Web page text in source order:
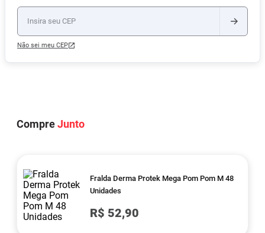
Não sei meu CEP
CompreJunto
Fralda Derma Protek Mega Pom Pom M 48
Unidades
R$ 52,90